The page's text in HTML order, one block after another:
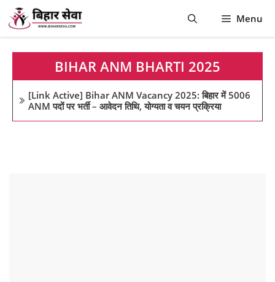
Skip
content
Menu
BIHAR ANM BHARTI 2025
[Link Active] Bihar ANM Vacancy 2025: बिहार में 5006
ANM पदों पर भर्ती – आवेदन तिथि, योग्यता व चयन प्रक्रिया